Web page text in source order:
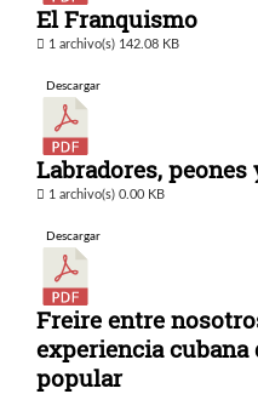
El Franquismo
1 archivo(s) 142.08 KB
Descargar
Labradores,
1 archivo(s) 0.00 KB
Descargar
Freire entre
experiencia cubana
popular